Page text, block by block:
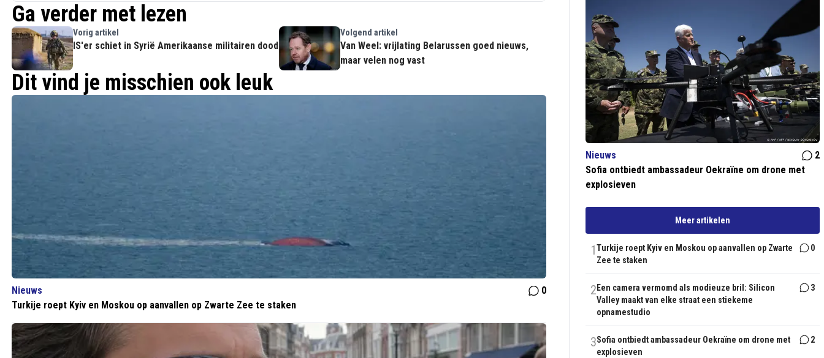
Ga verder met lezen
Vorig artikel
IS'er schiet in Syrië Amerikaanse militairen dood
Volgend artikel
Van Weel: vrijlating Belarussen goed nieuws,
maar velen nog vast
Dit vind je misschien ook leuk
Nieuws
0
Turkije roept Kyiv en Moskou op aanvallen op Zwarte Zee te staken
Nieuws
2
Sofia ontbiedt ambassadeur Oekraïne om drone met
explosieven
Meer artikelen
1Turkije roept Kyiv en Moskou op aanvallen op Zwarte
Zee te staken
0
2 Een camera vermomd als modieuze bril: Silicon
Valley maakt van elke straat een stiekeme
opnamestudio
3
3Sofia ontbiedt ambassadeur Oekraïne om drone met
explosieven
2